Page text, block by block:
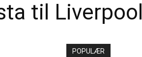
til Liverpool
POPULÆR